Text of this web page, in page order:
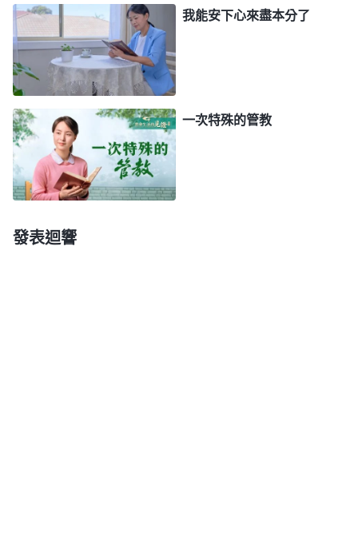
骨子裏的東西，所以説這是他的實質。就是敵基督無
論做什麽，他首先考慮的就是自己的地位與名譽而不
是其他。對于敵基督來説，地位名譽是他的生命，也
是他一生所追求的目標。他無論做什麽事首先考慮，
『我的地位會怎樣？我自身的名譽會怎樣？如果我做
這件事，會不會得到好的名聲？我在人心中的地位會
不會得到提高？』他首先想到的就是這些東西，這就
充分證實了他有敵基督的性情，也有敵基督的實質，
所以他才會這樣考慮問題。可以説，地位與名譽對敵
基督來説并不是一種額外的要求，更不是可有可無的
我能安下心來盡本分了
一次特殊的管教
發表迴響